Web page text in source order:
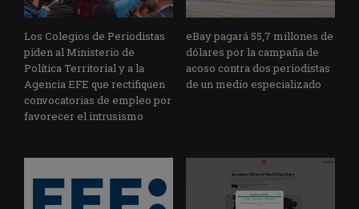
Los Colegios de Periodistas
piden al Ministerio de
Política Territorial y a la
Agencia EFE que rectifiquen
convocatorias de empleo por
favorecer el intrusismo
eBay pagará 55,7 millones de
dólares por la campaña de
acoso contra dos periodistas
de un medio especializado